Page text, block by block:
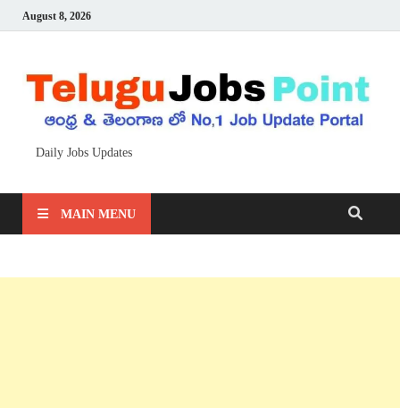
August 8, 2026
Daily Jobs Updates
MAIN MENU